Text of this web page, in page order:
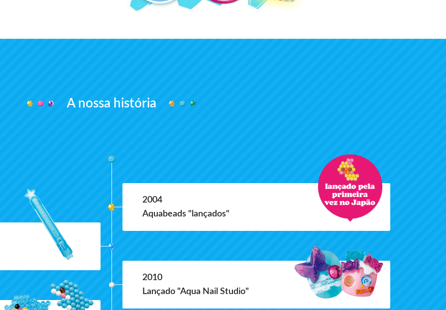
A nossa história
2004
Aquabeads "lançados"
2010
Lançado "Aqua Nail Studio"